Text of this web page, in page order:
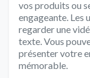
vos produits ou
engageante. Les
regarder une
texte. Vous
présenter votre
mémorable.